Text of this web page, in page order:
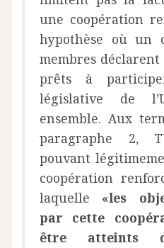
une coopération
hypothèse où un
membres
prêts à
législative de
ensemble. Aux
paragraphe 2,
pouvant
coopération
laquelle «les
par cette
être atteints